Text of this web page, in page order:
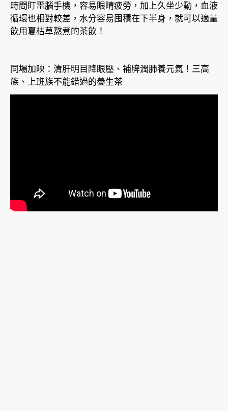
時間盯電腦手機，容易眼睛疲勞，加上久坐少動，血液
循環也相對較差，水分容易囤積在下半身，就可以適量
飲用夏枯草熬煮的茶飲！
同場加映：清肝明目降眼壓、補脾潤肺養元氣！三高
族、上班族不能錯過的養生茶